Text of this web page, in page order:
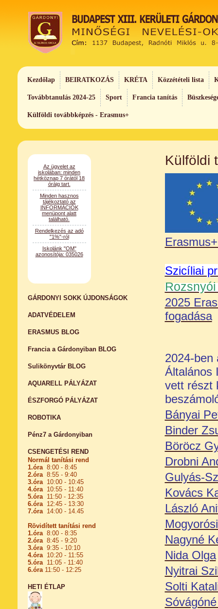
Kezdőlap BEIRATKOZÁS KRÉTA Közzétételi lista
Továbbtanulás 2024-25 Sport Francia tanítás
Külföldi továbbképzés - Erasmus+
Az ügyelet az
hétköznap 7 órától 18
óráig tart.
Minden hasznos
tájékoztató az
INFORMÁCIÓK
menüpont alatt
található.
Rendelkezés az adó
"1%"-ról
Iskolánk "OM"
azonosítója: 035026
GÁRDONYI SOKK ÚJDONSÁGOK
ADATVÉDELEM
ERASMUS BLOG
Francia a Gárdonyiban BLOG
Sulikönyvtár BLOG
AQUARELL PÁLYÁZAT
ÉSZFORGÓ PÁLYÁZAT
ROBOTIKA
Pénz7 a Gárdonyiban
CSENGETÉSI REND
Normál tanítási rend
1.óra8:00 - 8:45
2.óra8:55 - 9:40
3.óra 10:00 - 10:45
4.óra10:55 - 11:40
5.óra11:50 - 12:35
6.óra 12:45 - 13:30
7.óra14:00 - 14.45
Rövidített tanítási rend
1.óra8:00 - 8:35
2.óra8:45 - 9:20
3.óra 9:35 - 10:10
4.óra10:20 - 11:55
5.óra11:05 - 11:40
6.óra 11:50 - 12:25
HETI ÉTLAP
Külföldi
Szicíliai
2025
fogadása
2024-ben
Általános
vett részt
Bányai
Binder
Böröcz
Drobni
Gulyás-
Kovács
László
Nagyné
Nida Olga
Nyitrai
Solti